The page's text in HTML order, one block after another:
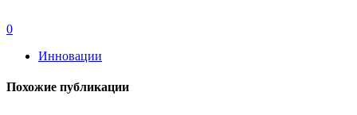
0
Инновации
Похожие публикации